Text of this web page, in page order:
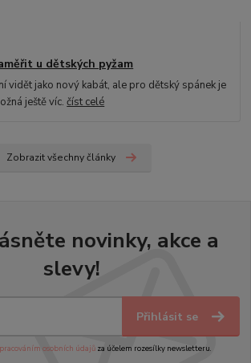
u dětských pyžam
vidět jako nový kabát, ale pro dětský spánek je
ještě víc.číst celé
Zobrazit všechny články
novinky, akce a
slevy!
Přihlásit se
osobních údajůza účelem rozesílky newsletteru.